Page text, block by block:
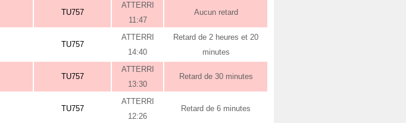
TU757
ATTERRI
11:47
Aucun retard
TU757
ATTERRI
14:40
Retard de 2 heures et 20
minutes
TU757
ATTERRI
13:30
Retard de 30 minutes
TU757
ATTERRI
12:26
Retard de 6 minutes